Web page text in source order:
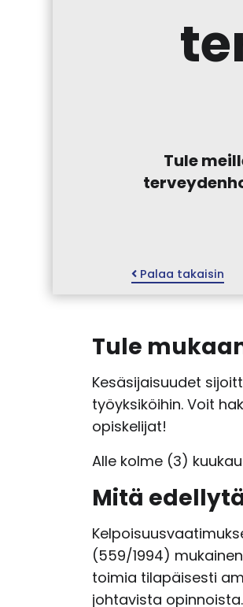
Tule
Palaa takaisin
Tule
Kesäsijaisuudet
työyksiköihin. Voit
opiskelijat!
Alle kolme (3)
Mitä
(559/1994)
toimia tilapäisesti
johtavista